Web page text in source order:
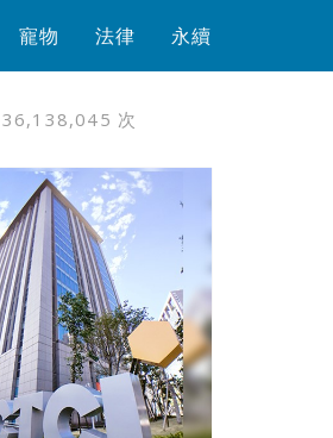
寵物 法律 永續
36,138,045 次